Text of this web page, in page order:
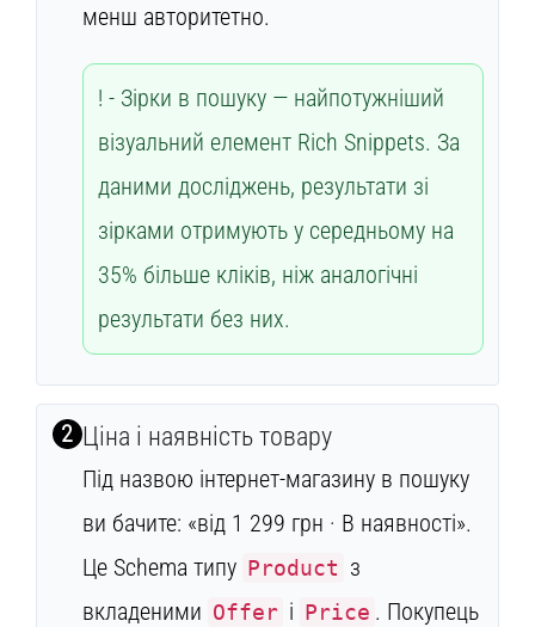
менш авторитетно.
Зірки в пошуку — найпотужніший
візуальний елемент Rich Snippets. За
даними досліджень, результати зі
зірками отримують у середньому на
35% більше кліків, ніж аналогічні
результати без них.
2 Ціна і наявність товару
Під назвою інтернет-магазину в пошуку
ви бачите: «від 1 299 грн · В наявності».
Це Schema типу Product з
вкладеними Offer і Price . Покупець